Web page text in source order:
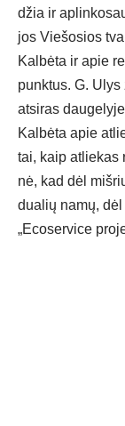
džia ir
jos Vie­šo­sios
Kal­bė­ta ir apie
punk­tus. G.
at­si­ras
Kal­bė­ta apie
tai, kaip at­lie­kas
nė, kad dėl
dua­lių na­mų,
„Eco­ser­vi­ce